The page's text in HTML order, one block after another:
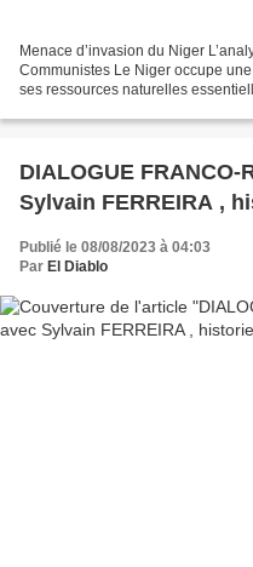
Menace d’invasion du Niger
Communistes Le Niger occupe
ses ressources naturelles
DIALOGUE
Sylvain FERREIRA ,
Publié le 08/08/2023 à 04:03
Par El Diablo